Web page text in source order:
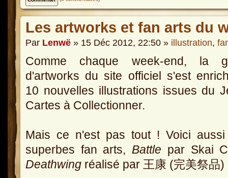
Les artworks et fan arts du
Par Lenwë » 15 Déc 2012, 22:50 » illustration,
Comme chaque week-end, la
d'artworks du site officiel s'est
10 nouvelles illustrations issues du
Cartes à Collectionner.
Mais ce n'est pas tout ! Voici
superbes fan arts, Battle par Skai
Deathwing réalisé par 王康 (完美祭品)